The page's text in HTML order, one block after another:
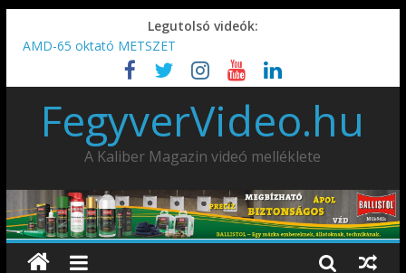
Legutolsó videók:
AMD-65 oktató METSZET
Umarex TPX50 .50 paintball/pepperball/traumatikus marker
IDÉN IS INDUL: Fegyvertervező- és gyártó szakmérnöki,
illetve szakspecialista képzés!!!
IWA2026 – Puskák 1. rész
Ardesa Patriot “FAPADOS” .45 elöltöltő perkussziós pisztoly
FegyverVideo.hu
A Kaliber Magazin videó melléklete